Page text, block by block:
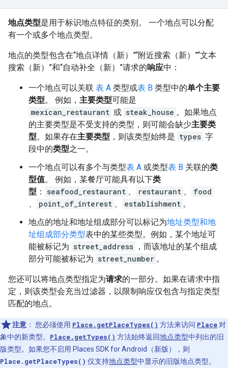
地点类型是用于标识地点特征的类别。 一个地点可以分配
有一个或多个地点类型。
地点的类型包含在“地点详情（新）”“附近搜索（新）”“文本
搜索（新）”和“自动补全（新）”请求的响应中：
一个地点可以关联 表 A 类型或表 B 类型中的单个主要
类型。 例如， 主要类型可能是
mexican_restaurant 或 steak_house 。如果地点
的主要类型是不受支持的类型，则可能会缺少主要类
型。如果存在主要类型 ，则该类型始终是 types 字
段中的类型之一。
一个地点可以有多个与类型表 A 或类型表 B 关联的类
型值。 例如，某餐厅可能具有以下类
型 ： seafood_restaurant 、 restaurant 、
food
、
point_of_interest 、 establishment 。
地点的地址和地址组成部分可以标记为地址类型和地
址组成部分类型表中的某些类型。例如，某个地址可
能被标记为 street_address ，而该地址的某个组成
部分可能被标记为 street_number 。
您还可以将地点类型指定为请求的一部分。如果在请求中指
定，则该类型会充当过滤器，以限制响应仅包含与指定类型
匹配的地点。
注意 ： 您必须使用 Place.getPlaceTypes() 方法来访问 Place 对
象中的新类型。 Place.getTypes() 方法始终返回地点类型中列出的旧
版类型。如果您不启用 Places SDK for Android（新版），则
Place.getPlaceTypes() 仅支持地点类型中显示的旧版地点类型。